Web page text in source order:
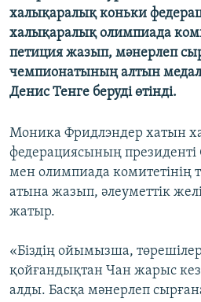
халықаралық коньки
халықаралық олимпиада
петиция жазып, мәнерлеп
чемпионатының алтын
Денис Тенге беруді өтінді.
Моника Фридлэндер хатын
федерациясының президенті
мен олимпиада комитетінің
атына жазып, әлеуметтік
жатыр.
«Біздің ойымызша,
қойғандықтан Чан жарыс
алды. Басқа мәнерлеп